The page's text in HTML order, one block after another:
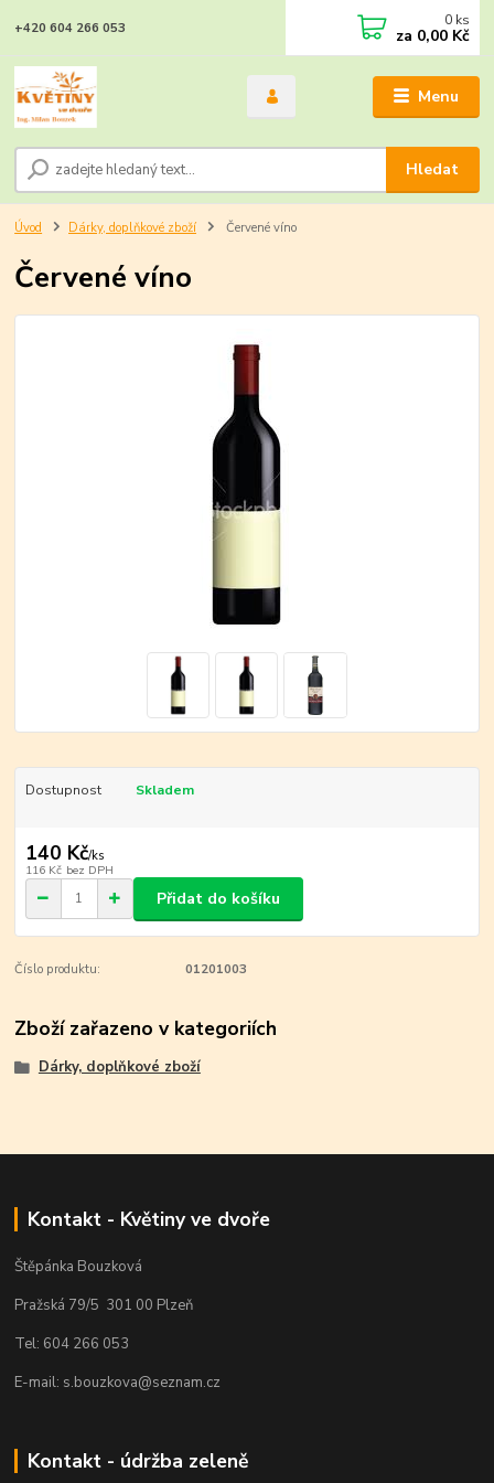
Menu
Hledat
+420 604 266 053 0 ks
za 0,00 Kč
Úvod Dárky, doplňkové zboží Červené víno
Červené víno
Dostupnost Skladem
140 Kč/ks
116 Kč bez DPH
Přidat do košíku
Číslo produktu: 01201003
Zboží zařazeno v kategoriích
Dárky, doplňkové zboží
Kontakt - Květiny ve dvoře
Štěpánka Bouzková
Pražská 79/5 301 00 Plzeň
Tel: 604 266 053
E-mail: s.bouzkova@seznam.cz
Kontakt - údržba zeleně